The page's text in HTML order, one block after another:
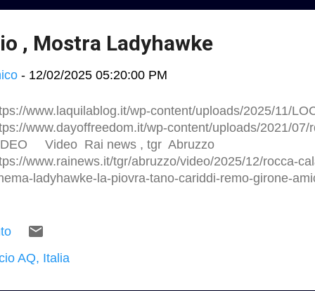
www.artribune.com/...
, Mostra Ladyhawke
- 12/02/2025 05:20:00 PM
www.laquilablog.it/wp-content/uploads/2025/11/
www.dayoffreedom.it/wp-content/uploads/2021/07/
Video Rai news , tgr Abruzzo
www.rainews.it/tgr/abruzzo/video/2025/12/rocca-
ladyhawke-la-piovra-tano-cariddi-remo-girone-
culturale dedicato a uno dei film più iconici
legato alla storia e all’immaginario di
mostra Ladyhawke 1985–2025 – 40 anni, che
AQ, Italia